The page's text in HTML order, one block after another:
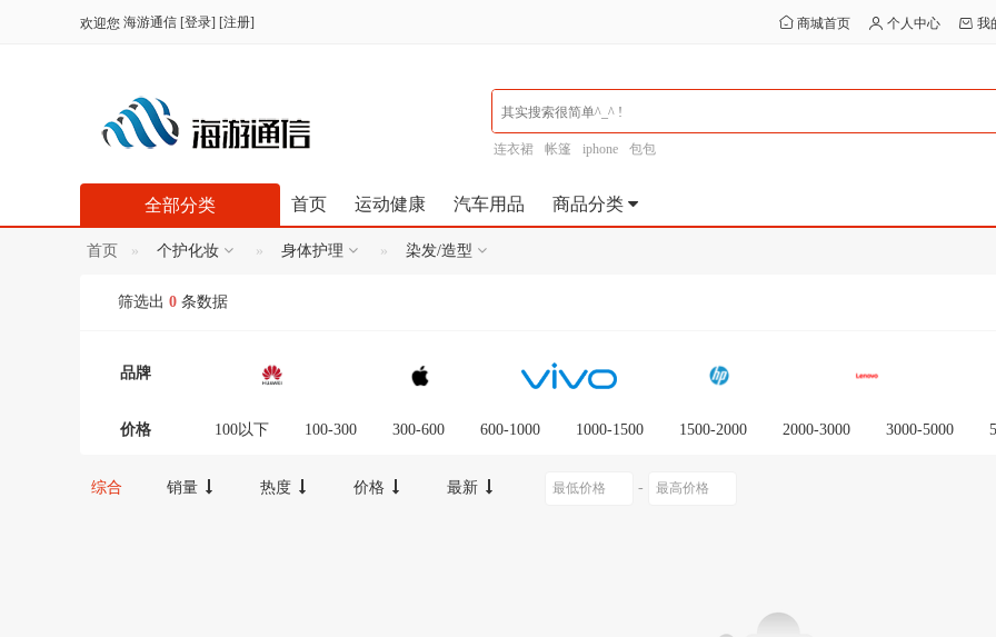
欢迎您 海游通信 [登录] [注册] 商城首页 个人中心 我
连衣裙 帐篷 iphone 包包
首页 运动健康 汽车用品 商品分类
全部分类
首页 个护化妆 身体护理 染发/造型
筛选出 0 条数据
品牌
价格 100以下 100-300 300-600 600-1000 1000-1500 1500-2000 2000-3000 3000-5000
综合 销量 热度 价格 最新 -